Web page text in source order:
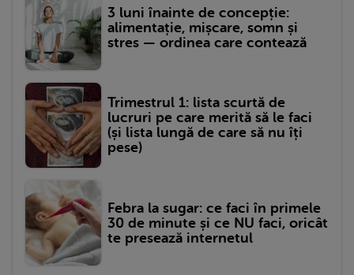
3 luni înainte de concepție:
alimentație, mișcare, somn și
stres — ordinea care contează
Trimestrul 1: lista scurtă de
lucruri pe care merită să le faci
(și lista lungă de care să nu îți
pese)
Febra la sugar: ce faci în primele
30 de minute și ce NU faci, oricât
te presează internetul